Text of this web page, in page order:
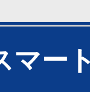
マー